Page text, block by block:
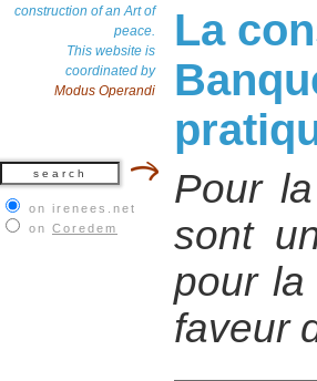
construction of an Art of
peace.
This website is
coordinated by
Modus Operandi
on irenees.net
on Coredem
La
Pour
sont
pour la
faveur